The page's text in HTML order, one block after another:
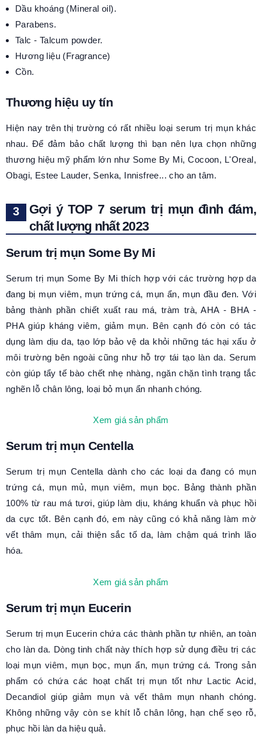
Dầu khoáng (Mineral oil).
Parabens.
Talc - Talcum powder.
Hương liệu (Fragrance)
Cồn.
Thương hiệu uy tín
Hiện nay trên thị trường có rất nhiều loại serum trị mụn khác
nhau. Để đảm bảo chất lượng thì bạn nên lựa chọn những
thương hiệu mỹ phẩm lớn như Some By Mi, Cocoon, L'Oreal,
Obagi, Estee Lauder, Senka, Innisfree... cho an tâm.
Gợi ý TOP 7 serum trị mụn đình đám,
chất lượng nhất 2023
Serum trị mụn Some By Mi
Serum trị mụn Some By Mi thích hợp với các trường hợp da
đang bị mụn viêm, mụn trứng cá, mụn ẩn, mụn đầu đen. Với
bảng thành phần chiết xuất rau má, tràm trà, AHA - BHA -
PHA giúp kháng viêm, giảm mụn. Bên cạnh đó còn có tác
dụng làm dịu da, tạo lớp bảo vệ da khỏi những tác hại xấu ở
môi trường bên ngoài cũng như hỗ trợ tái tạo làn da. Serum
còn giúp tẩy tế bào chết nhẹ nhàng, ngăn chặn tình trạng tắc
nghẽn lỗ chân lông, loại bỏ mụn ẩn nhanh chóng.
Xem giá sản phẩm
Serum trị mụn Centella
Serum trị mụn Centella dành cho các loại da đang có mụn
trứng cá, mụn mủ, mụn viêm, mụn bọc. Bảng thành phần
100% từ rau má tươi, giúp làm dịu, kháng khuẩn và phục hồi
da cực tốt. Bên cạnh đó, em này cũng có khả năng làm mờ
vết thâm mụn, cải thiện sắc tố da, làm chậm quá trình lão
hóa.
Xem giá sản phẩm
Serum trị mụn Eucerin
Serum trị mụn Eucerin chứa các thành phần tự nhiên, an toàn
cho làn da. Dòng tinh chất này thích hợp sử dụng điều trị các
loại mụn viêm, mụn bọc, mụn ẩn, mụn trứng cá. Trong sản
phẩm có chứa các hoạt chất trị mụn tốt như Lactic Acid,
Decandiol giúp giảm mụn và vết thâm mụn nhanh chóng.
Không những vậy còn se khít lỗ chân lông, hạn chế sẹo rỗ,
phục hồi làn da hiệu quả.